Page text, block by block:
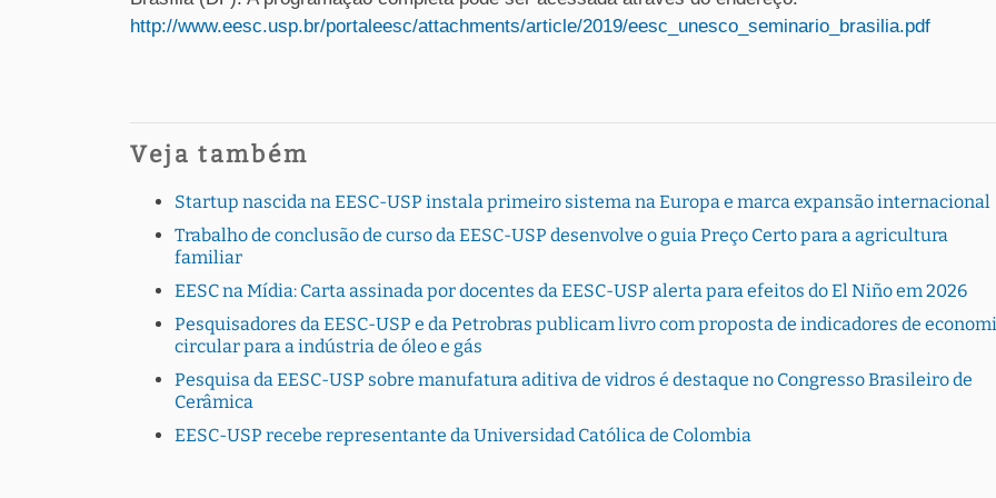
http://www.eesc.usp.br/portaleesc/attachments/article/2019/eesc_unesco_seminario_brasilia.pdf
Veja também
Startup nascida na EESC-USP instala primeiro sistema na Europa e marca expansão internacional
Trabalho de conclusão de curso da EESC-USP desenvolve o guia Preço Certo para a agricultura
familiar
EESC na Mídia: Carta assinada por docentes da EESC-USP alerta para efeitos do El Niño em 2026
Pesquisadores da EESC-USP e da Petrobras publicam livro com proposta de indicadores de
circular para a indústria de óleo e gás
Pesquisa da EESC-USP sobre manufatura aditiva de vidros é destaque no Congresso Brasileiro de
Cerâmica
EESC-USP recebe representante da Universidad Católica de Colombia